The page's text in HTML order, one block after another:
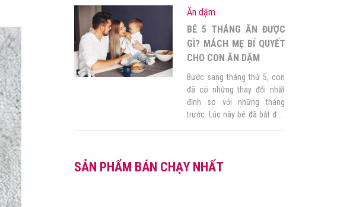
dưỡng không hề đơn giản. Vì
vậy, hôm nay Góc của mẹ sẽ
hướng dẫn mẹ cách nấu súp
cua cho bé ăn dặm đúng […]
Ăn dặm
BÉ 5 THÁNG ĂN ĐƯỢC
GÌ? MÁCH MẸ BÍ QUYẾT
CHO CON ĂN DẶM
Bước sang tháng thứ 5, con
đã có những thay đổi nhất
định so với những tháng
trước. Lúc này bé đã bắt đầu
tuổi. Như vậy có thể giúp con
SẢN PHẨM BÁN CHẠY NHẤT